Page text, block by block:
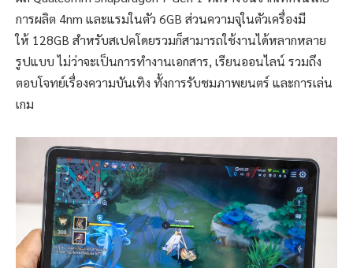
การผลิต 4nm และแรมในตัว 6GB ส่วนความจุในตัวเครื่องมี
ให้ 128GB สำหรับสเปคโดยรวมก็สามารถใช้งานได้หลากหลาย
รูปแบบ ไม่ว่าจะเป็นการทำงานเอกสาร, เรียนออนไลน์ รวมถึง
ตอบโจทย์เรื่องความบันเทิง ทั้งการรับชมภาพยนตร์ และการเล่น
เกม